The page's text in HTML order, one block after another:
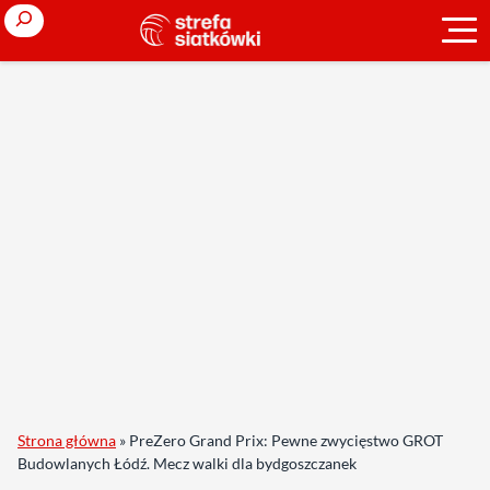
Search
Strona główna » PreZero Grand Prix: Pewne zwycięstwo GROT
Budowlanych Łódź. Mecz walki dla bydgoszczanek